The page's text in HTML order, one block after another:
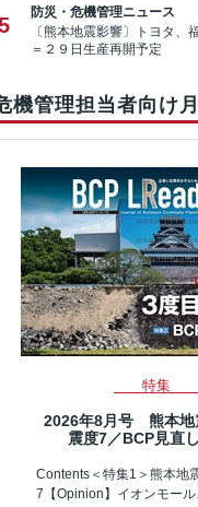
防災・危機管理ニュース
〔熊本地震影響〕トヨタ、
＝２９日生産再開予定
機管理担当者向け
特集
2026年8月号 熊本地
震度7／BCP見直
Contents＜特集1＞熊本地
7【Opinion】イオンモー